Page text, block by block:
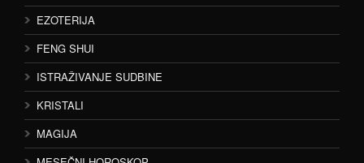
EZOTERIJA
FENG SHUI
ISTRAŽIVANJE SUDBINE
KRISTALI
MAGIJA